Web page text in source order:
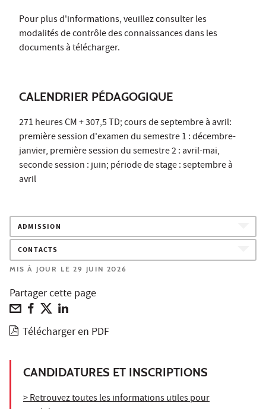
Pour plus d'informations, veuillez consulter les
modalités de contrôle des connaissances dans les
documents à télécharger.
CALENDRIER PÉDAGOGIQUE
271 heures CM + 307,5 TD; cours de septembre à avril:
première session d'examen du semestre 1 : décembre-
janvier, première session du semestre 2 : avril-mai,
seconde session : juin; période de stage : septembre à
avril
ADMISSION
CONTACTS
MIS À JOUR LE 29 JUIN 2026
Partager cette page
Télécharger en PDF
CANDIDATURES ET INSCRIPTIONS
> Retrouvez toutes les informations utiles pour